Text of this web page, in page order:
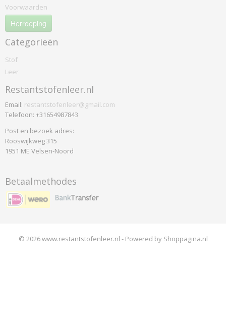
Voorwaarden
Herroeping
Categorieën
Stof
Leer
Restantstofenleer.nl
Email: restantstofenleer@gmail.com
Telefoon: +31654987843
Post en bezoek adres:
Rooswijkweg 315
1951 ME Velsen-Noord
Betaalmethodes
© 2026 www.restantstofenleer.nl - Powered by Shoppagina.nl